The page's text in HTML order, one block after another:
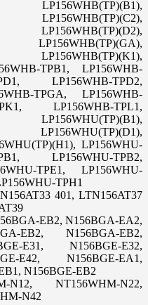
LP156WHB(TP)(B1),
LP156WHB(TP)(C2),
LP156WHB(TP)(D2),
LP156WHB(TP)(GA),
LP156WHB(TP)(K1),
TPB1, LP156WHB-
LP156WHB-TPD2,
TPGA, LP156WHB-
LP156WHB-TPL1,
LP156WHU(TP)(B1),
LP156WHU(TP)(D1),
LP156WHU-
LP156WHU-TPB2,
TPE1, LP156WHU-
TPH1
401, LTN156AT37
EB2, N156BGA-EA2,
EB2, N156BGA-EB2,
E31, N156BGE-E32,
E42, N156BGE-EA1,
N156BGE-EB2
N12, NT156WHM-N22,
N42